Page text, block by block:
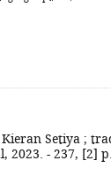
Setiya ;
2023. - 237, [2]